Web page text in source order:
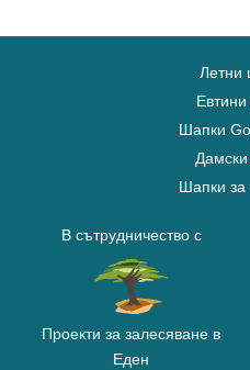
Летни
Шапки
Шапки
В сътрудничество с
Проекти за залесяване в
Еден